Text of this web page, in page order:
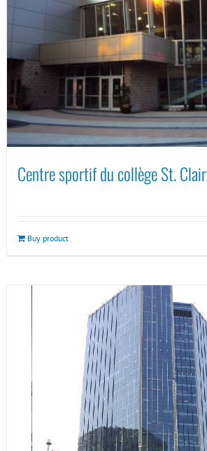
Centre sportif du collège St. Clair
Buy product